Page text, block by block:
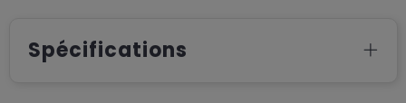
Spécifications